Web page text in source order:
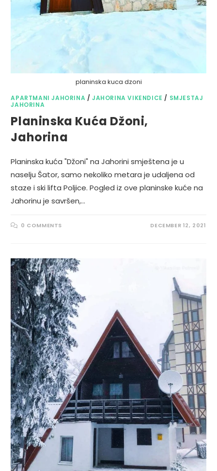
planinska kuca dzoni
APARTMANI JAHORINA /JAHORINA VIKENDICE / SMJESTAJ
JAHORINA
Planinska Kuća Džoni,
Jahorina
Planinska kuća "Džoni" na Jahorini smještena je u
naselju Šator, samo nekoliko metara je udaljena od
staze i ski lifta Poljice. Pogled iz ove planinske kuće na
Jahorinu je savršen,…
0 COMMENTS DECEMBER 12, 2021